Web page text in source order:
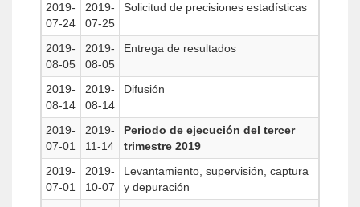
2019-
07-24
2019-
07-25
Solicitud de precisiones estadísticas
2019-
08-05
2019-
08-05
Entrega de resultados
2019-
08-14
2019-
08-14
Difusión
2019-
07-01
2019-
11-14
Periodo de ejecución del tercer
trimestre 2019
2019-
07-01
2019-
10-07
Levantamiento, supervisión, captura
y depuración